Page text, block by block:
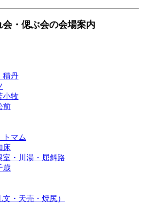
・偲ぶ会の会場案内
積丹
小牧
前
トマム
床
室・川湯・屈斜路
歳
・天売・焼尻）